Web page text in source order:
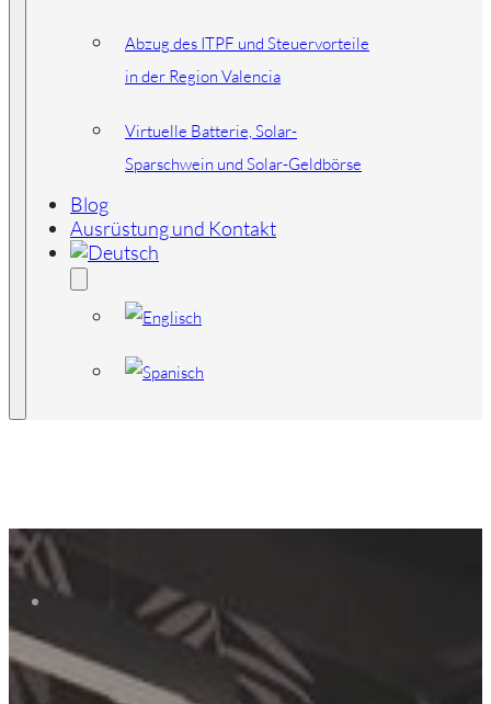
Abzug des ITPF und Steuervorteile
in der Region Valencia
Virtuelle Batterie, Solar-
Sparschwein und Solar-Geldbörse
Blog
Ausrüstung und Kontakt